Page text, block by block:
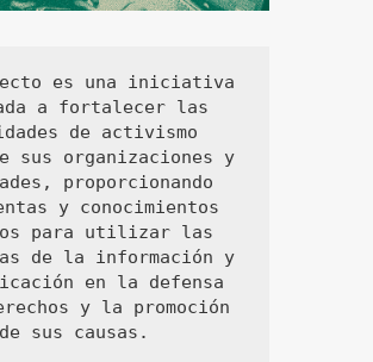
es una iniciativa
a fortalecer las
de activismo
sus organizaciones y
proporcionando
y conocimientos
para utilizar las
de la información y
en la defensa
y la promoción
de sus causas.